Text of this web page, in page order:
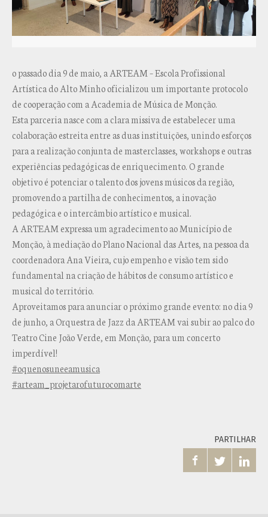
o passado dia 9 de maio, a ARTEAM – Escola Profissional
Artística do Alto Minho oficializou um importante protocolo
de cooperação com a Academia de Música de Monção.
Esta parceria nasce com a clara missiva de estabelecer uma
colaboração estreita entre as duas instituições, unindo esforços
para a realização conjunta de masterclasses, workshops e outras
experiências pedagógicas de enriquecimento. O grande
objetivo é potenciar o talento dos jovens músicos da região,
promovendo a partilha de conhecimentos, a inovação
pedagógica e o intercâmbio artístico e musical.
A ARTEAM expressa um agradecimento ao Município de
Monção, à mediação do Plano Nacional das Artes, na pessoa da
coordenadora Ana Vieira, cujo empenho e visão tem sido
fundamental na criação de hábitos de consumo artístico e
musical do território.
Aproveitamos para anunciar o próximo grande evento: no dia 9
de junho, a Orquestra de Jazz da ARTEAM vai subir ao palco do
Teatro Cine João Verde, em Monção, para um concerto
imperdível!
#oquenosuneeamusica
#arteam_projetarofuturocomarte
PARTILHAR
  